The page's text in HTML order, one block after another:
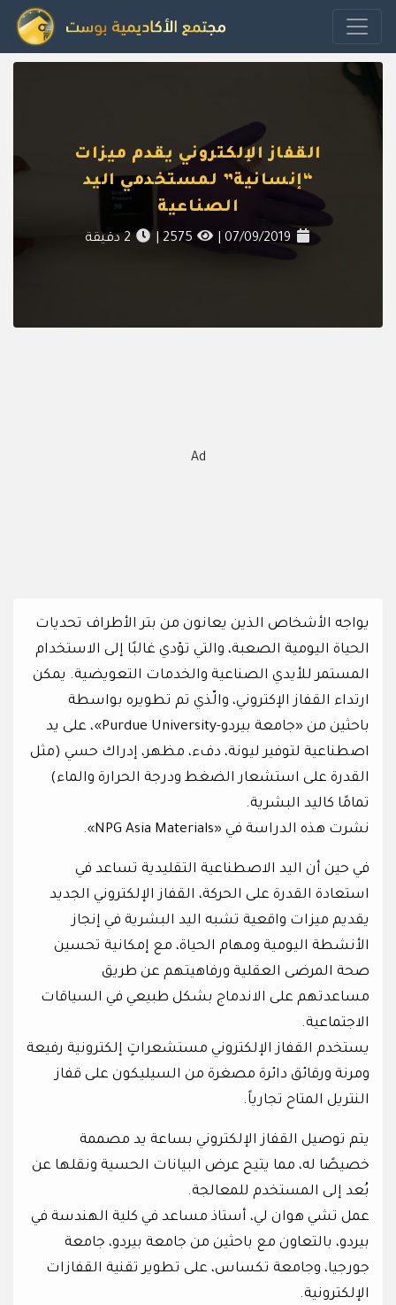
القفاز الإلكتروني يقدم ميزات
“إنسانية” لمستخدمي اليد
الصناعية
07/09/2019
2 دقيقة
Ad
يواجه الأشخاص الذين يعانون من بتر الأطراف تحديات
الحياة اليومية الصعبة، والتي تؤدي غالبًا إلى الاستخدام
المستمر للأيدي الصناعية والخدمات التعويضية. يمكن
ارتداء القفاز الإكتروني، والّذي تم تطويره بواسطة
باحثين من «جامعة بيردو-Purdue University»، على يد
اصطناعية لتوفير ليونة، دفء، مظهر، إدراك حسي (مثل
القدرة على استشعار الضغط ودرجة الحرارة والماء)
تمامًا كاليد البشرية.
نشرت هذه الدراسة في «NPG Asia Materials».
في حين أن اليد الاصطناعية التقليدية تساعد في
استعادة القدرة على الحركة، القفاز الإلكتروني الجديد
يقديم ميزات واقعية تشبه اليد البشرية في إنجاز
الأنشطة اليومية ومهام الحياة، مع إمكانية تحسين
صحة المرضى العقلية ورفاهيتهم عن طريق
مساعدتهم على الاندماج بشكل طبيعي في السياقات
الاجتماعية.
يستخدم القفاز الإلكتروني مستشعراتٍ إلكترونية رفيعة
ومرنة ورقائق دائرة مصغرة من السيليكون على قفاز
النتريل المتاح تجارياً.
يتم توصيل القفاز الإلكتروني بساعة يد مصممة
خصيصًا له، مما يتيح عرض البيانات الحسية ونقلها عن
بُعد إلى المستخدم للمعالجة.
عمل تشي هوان لي، أستاذ مساعد في كلية الهندسة في
بيردو، بالتعاون مع باحثين من جامعة بيردو، جامعة
جورجيا، وجامعة تكساس، على تطوير تقنية القفازات
الإلكترونية.